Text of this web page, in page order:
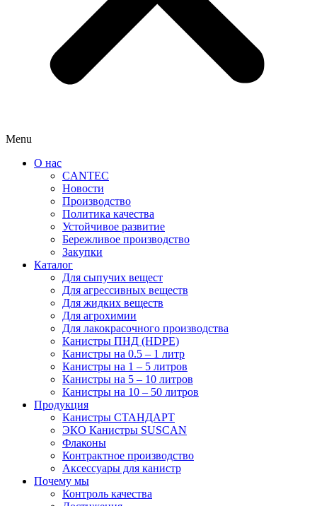
Menu
О нас
CANTEC
Новости
Производство
Политика качества
Устойчивое развитие
Бережливое производство
Закупки
Каталог
Для сыпучих вещест
Для агрессивных веществ
Для жидких веществ
Для агрохимии
Для лакокрасочного производства
Канистры ПНД (HDPE)
Канистры на 0.5 – 1 литр
Канистры на 1 – 5 литров
Канистры на 5 – 10 литров
Канистры на 10 – 50 литров
Продукция
Канистры СТАНДАРТ
ЭКО Канистры SUSCAN
Флаконы
Контрактное производство
Аксессуары для канистр
Почему мы
Контроль качества